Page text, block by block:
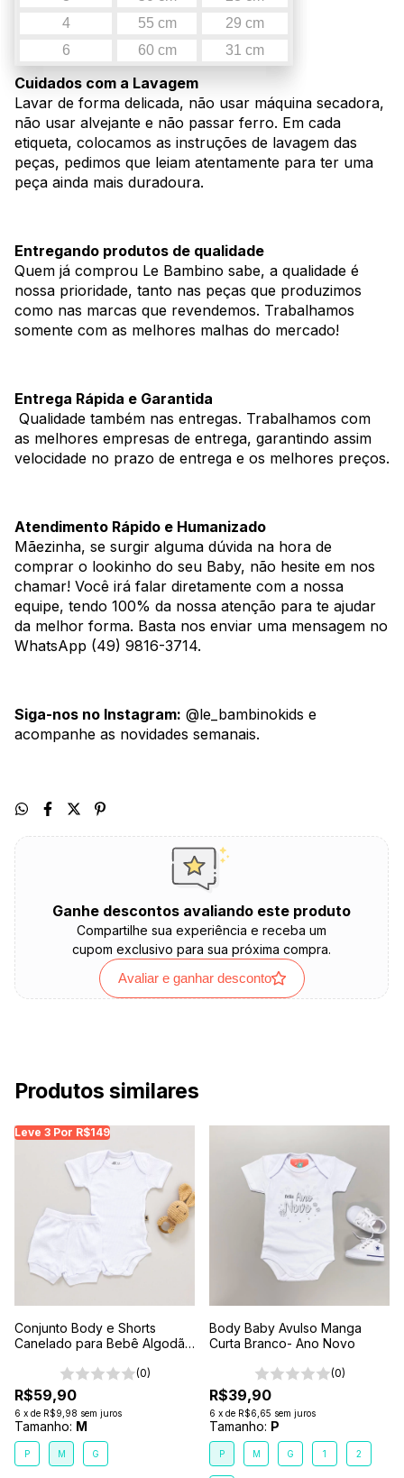
4
55 cm
29 cm
6
60 cm 31 cm
Cuidados com a Lavagem
Lavar de forma delicada, não usar máquina secadora,
não usar alvejante e não passar ferro. Em cada
etiqueta, colocamos as instruções de lavagem das
peças, pedimos que leiam atentamente para ter uma
peça ainda mais duradoura.
Entregando produtos de qualidade
Quem já comprou Le Bambino sabe, a qualidade é
nossa prioridade, tanto nas peças que produzimos
como nas marcas que revendemos. Trabalhamos
somente com as melhores malhas do mercado!
Entrega Rápida e Garantida
Qualidade também nas entregas. Trabalhamos com
as melhores empresas de entrega, garantindo assim
velocidade no prazo de entrega e os melhores preços.
Atendimento Rápido e Humanizado
Mãezinha, se surgir alguma dúvida na hora de
comprar o lookinho do seu Baby, não hesite em nos
chamar! Você irá falar diretamente com a nossa
equipe, tendo 100% da nossa atenção para te ajudar
da melhor forma. Basta nos enviar uma mensagem no
WhatsApp (49) 9816-3714.
Siga-nos no Instagram: @le_bambinokids e
acompanhe as novidades semanais.
Ganhe descontos avaliando este produto
Compartilhe sua experiência e receba um
cupom exclusivo para sua próxima compra.
Avaliar e ganhar desconto
Produtos similares
Leve 3 Por R$149
Conjunto Body e Shorts
Canelado para Bebê Algodão
(0)
R$59,90
6 x de R$9,98 sem juros
Tamanho: M
P M G
Body Baby Avulso Manga
Curta Branco- Ano Novo
(0)
R$39,90
6 x de R$6,65 sem juros
Tamanho: P
P M G 1 2